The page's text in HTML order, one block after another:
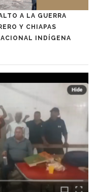
A LA GUERRA
Y CHIAPAS
INDÍGENA